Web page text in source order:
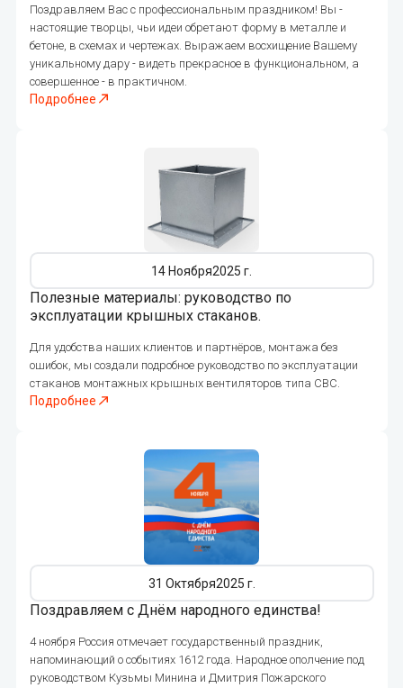
Поздравляем Вас с профессиональным праздником! Вы -
настоящие творцы, чьи идеи обретают форму в металле и
бетоне, в схемах и чертежах. Выражаем восхищение Вашему
уникальному дару - видеть прекрасное в функциональном, а
совершенное - в практичном.
Подробнее
270
Полезные материалы: руководство по
эксплуатации крышных стаканов.
Для удобства наших клиентов и партнёров, монтажа без
ошибок, мы создали подробное руководство по эксплуатации
стаканов монтажных крышных вентиляторов типа СВС.
Подробнее
14 Ноября2025 г.
342
Поздравляем с Днём народного единства!
4 ноября Россия отмечает государственный праздник,
напоминающий о событиях 1612 года. Народное ополчение под
руководством Кузьмы Минина и Дмитрия Пожарского
31 Октября2025 г.